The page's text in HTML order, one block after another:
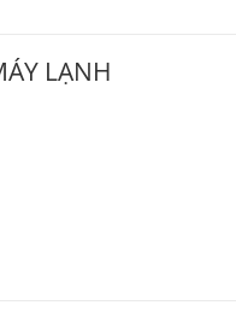
LẠNH